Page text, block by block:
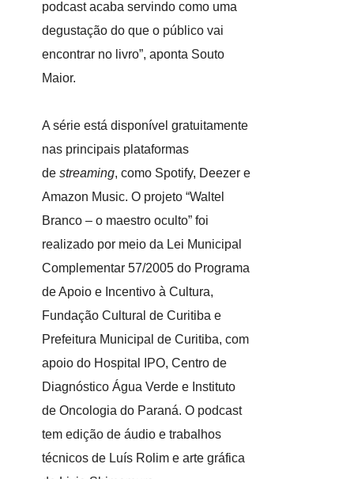
podcast acaba servindo como uma
degustação do que o público vai
encontrar no livro”, aponta Souto
Maior.
A série está disponível gratuitamente
nas principais plataformas
de streaming, como Spotify, Deezer e
Amazon Music. O projeto “Waltel
Branco – o maestro oculto” foi
realizado por meio da Lei Municipal
Complementar 57/2005 do Programa
de Apoio e Incentivo à Cultura,
Fundação Cultural de Curitiba e
Prefeitura Municipal de Curitiba, com
apoio do Hospital IPO, Centro de
Diagnóstico Água Verde e Instituto
de Oncologia do Paraná. O podcast
tem edição de áudio e trabalhos
técnicos de Luís Rolim e arte gráfica